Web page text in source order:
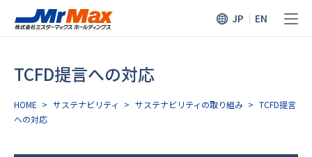
JP EN
TCFD提言への対応
HOME > サステナビリティ > サステナビリティの取り組み > TCFD提言
への対応